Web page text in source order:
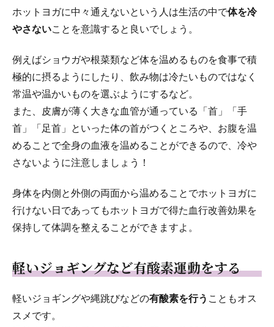
ホットヨガに中々通えないという人は生活の中で体を冷
やさないことを意識すると良いでしょう。
例えばショウガや根菜類など体を温めるものを食事で積
極的に摂るようにしたり、飲み物は冷たいものではなく
常温や温かいものを選ぶようにするなど。
また、皮膚が薄く大きな血管が通っている「首」「手
首」「足首」といった体の首がつくところや、お腹を温
めることで全身の血液を温めることができるので、冷や
さないように注意しましょう！
身体を内側と外側の両面から温めることでホットヨガに
行けない日であってもホットヨガで得た血行改善効果を
保持して体調を整えることができますよ。
軽いジョギングなど有酸素運動をする
軽いジョギングや縄跳びなどの有酸素を行う こともオス
スメです。